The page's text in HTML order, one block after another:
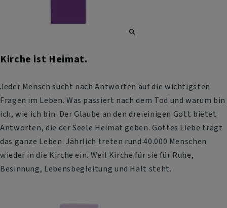
Kirche ist Heimat.
Jeder Mensch sucht nach Antworten auf die wichtigsten
Fragen im Leben. Was passiert nach dem Tod und warum bin
ich, wie ich bin. Der Glaube an den dreieinigen Gott bietet
Antworten, die der Seele Heimat geben. Gottes Liebe trägt
das ganze Leben. Jährlich treten rund 40.000 Menschen
wieder in die Kirche ein. Weil Kirche für sie für Ruhe,
Besinnung, Lebensbegleitung und Halt steht.